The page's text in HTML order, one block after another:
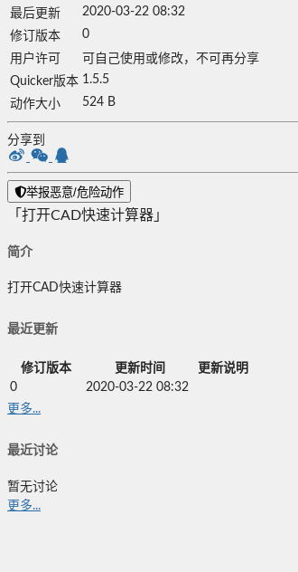
最后更新
2020-03-22 08:32
修订版本
0
用户许可
可自己使用或修改，不可再分享
Quicker版本 1.5.5
动作大小
524 B
分享到
举报恶意/危险动作
「打开CAD快速计算器」
简介
打开CAD快速计算器
最近更新
修订版本 更新时间
更新说明
0
2020-03-22 08:32
更多...
最近讨论
暂无讨论
更多...